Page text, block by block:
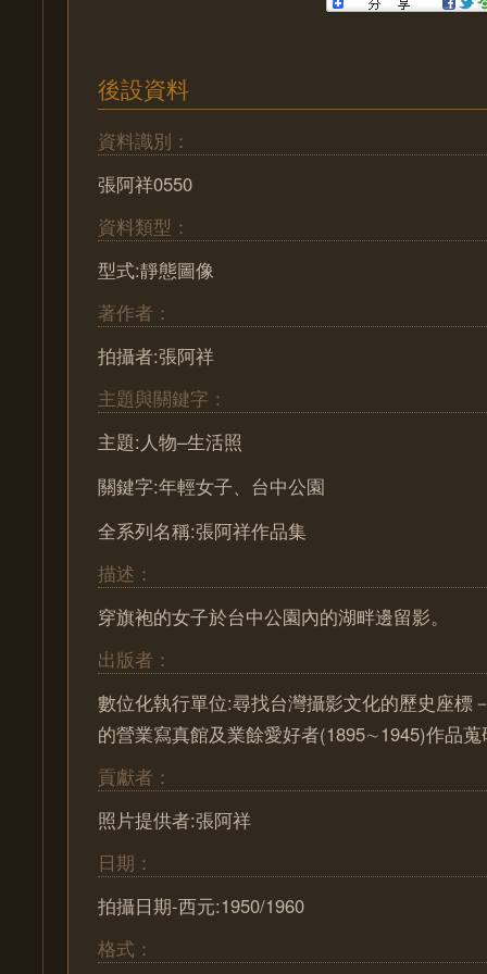
後設資料
資料識別：
張阿祥0550
資料類型：
型式:靜態圖像
著作者：
拍攝者:張阿祥
主題與關鍵字：
主題:人物–生活照
關鍵字:年輕女子、台中公園
全系列名稱:張阿祥作品集
描述：
穿旗袍的女子於台中公園內的湖畔邊留影。
出版者：
數位化執行單位:尋找台灣攝影文化的歷史座標
的營業寫真館及業餘愛好者(1895∼1945)作品
貢獻者：
照片提供者:張阿祥
日期：
拍攝日期-西元:1950/1960
格式：